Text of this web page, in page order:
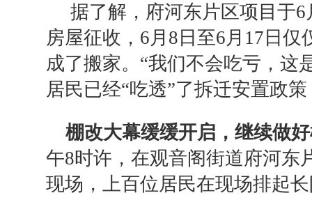
据了解，府河东片区项目于
房屋征收，6月8日至6月17日
成了搬家。“我们不会吃亏，这
居民已经“吃透”了拆迁安置政
棚改大幕缓缓开启， 继续做
午8时许，在观音阁街道府河东
现场，上百位居民在现场排起